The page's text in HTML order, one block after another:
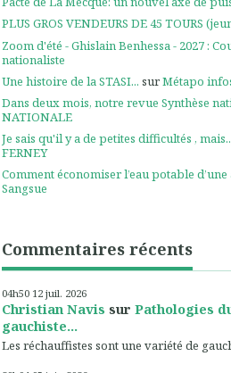
PLUS GROS VENDEURS DE 45 TOURS
Zoom d'été - Ghislain Benhessa - 2027 :
nationaliste
Une histoire de la STASI... surMétapo
Dans deux mois, notre revue Synthèse
NATIONALE
Je sais qu'il y a de petites difficultés ,
FERNEY
Comment économiser l’eau potable d’une
Sangsue
Commentaires récents
04h50 12 juil. 2026
Christian Navis sur Pathologies
gauchiste...
Les réchauffistes sont une variété de